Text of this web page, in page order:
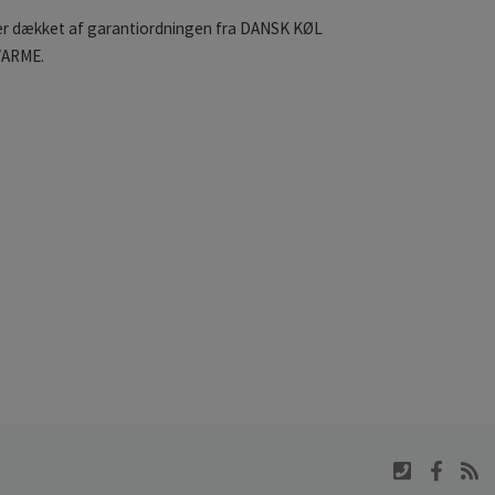
dækket af garantiordningen fra DANSK KØL